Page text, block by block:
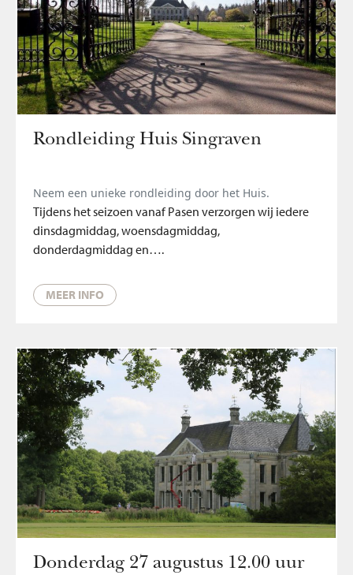
Rondleiding Huis Singraven
Neem een unieke rondleiding door het Huis.
Tijdens het seizoen vanaf Pasen verzorgen wij iedere
dinsdagmiddag, woensdagmiddag,
donderdagmiddag en….
MEER INFO
Donderdag 27 augustus 12.00 uur